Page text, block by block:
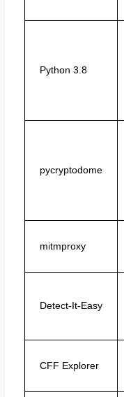
Python 3.8
pycryptodome
mitmproxy
Detect-It-Easy
CFF Explorer